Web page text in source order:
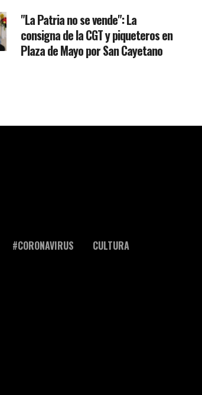
"La Patria no se vende": La
consigna de la CGT y piqueteros en
Plaza de Mayo por San Cayetano
#CORONAVIRUS
CULTURA